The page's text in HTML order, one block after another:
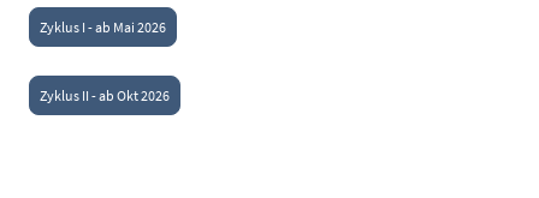
Zyklus I - ab Mai 2026
Zyklus II - ab Okt 2026